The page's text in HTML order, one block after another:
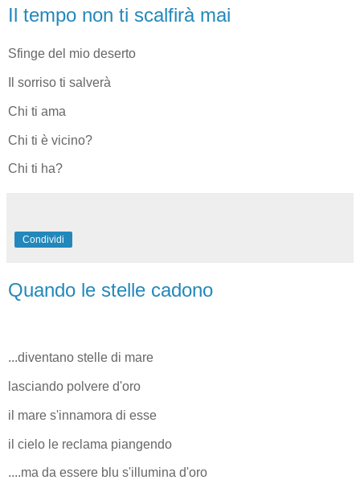
Il tempo non ti scalfirà mai
Sfinge del mio deserto
Il sorriso ti salverà
Chi ti ama
Chi ti è vicino?
Chi ti ha?
Condividi
Quando le stelle cadono
...diventano stelle di mare
lasciando polvere d'oro
il mare s'innamora di esse
il cielo le reclama piangendo
....ma da essere blu s'illumina d'oro